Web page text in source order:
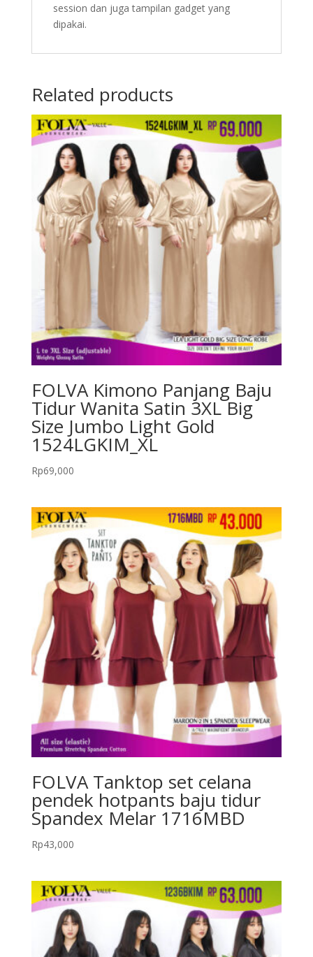
session dan juga tampilan gadget yang
dipakai.
Related products
FOLVA Kimono Panjang Baju
Tidur Wanita Satin 3XL Big
Size Jumbo Light Gold
1524LGKIM_XL
Rp69,000
FOLVA Tanktop set celana
pendek hotpants baju tidur
Spandex Melar 1716MBD
Rp43,000